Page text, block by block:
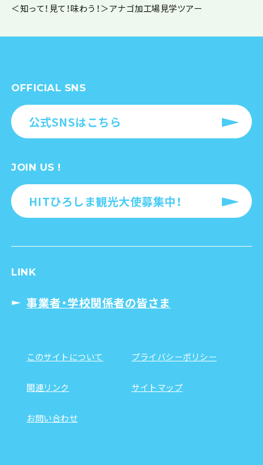
＜知って！見て！味わう！＞アナゴ加工場見学ツアー
OFFICIAL SNS
公式SNSはこちら
JOIN US !
HITひろしま観光大使募集中！
LINK
事業者・学校関係者の皆さま
このサイトについて プライバシーポリシー
関連リンク サイトマップ
お問い合わせ